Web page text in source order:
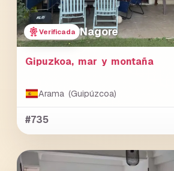
Verificada Nagore
Gipuzkoa, mar y montaña
Arama (Guipúzcoa)
#735